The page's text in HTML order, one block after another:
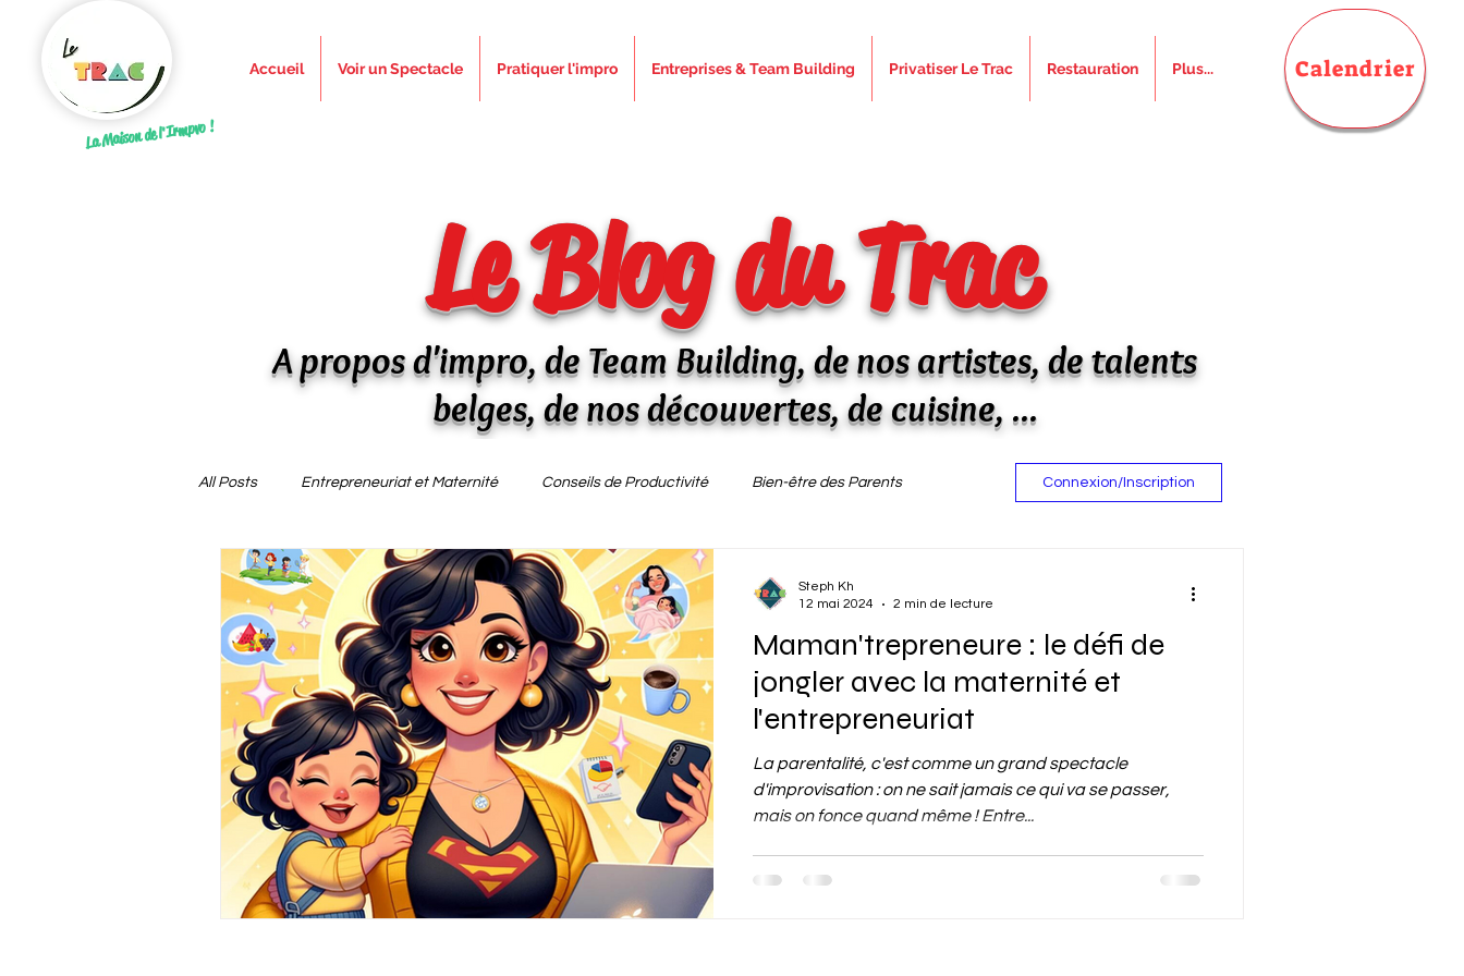
Accueil Voir un Spectacle Pratiquer l'impro Entreprises & Team Building Privatiser Le Trac Restauration Plus...
La Maison de l'Irmpvo !
Calendrier
Le Blog du Trac
A propos d'impro, de Team Building, de nos artistes, de talents
belges, de nos découvertes, de cuisine, ...
All Posts Entrepreneuriat et Maternité Conseils de Productivité Bien-être des Parents
Événements et Célébrations Histoires Inspirantes Gestion des Imprévus
Coachings d'impro pour adultes Bénéfices de l'improvisation
Développement personnel à travers l Atmosphère estivale au Trac
École d'impro du Trac et Arrêt Cult Activités et loisirs, détente
Connexion/Inscription
Maman'trepreneure : le défi de
jongler avec la maternité et
l'entrepreneuriat
La parentalité, c'est comme un grand spectacle
d'improvisation : on ne sait jamais ce qui va se passer,
mais on fonce quand même ! Entre...
Steph Kh
12 mai 2024
2 min de lecture